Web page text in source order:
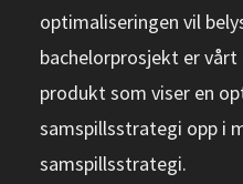
optimaliseringen vil
bachelorprosjekt er
produkt som viser en
samspillsstrategi opp i
samspillsstrategi.